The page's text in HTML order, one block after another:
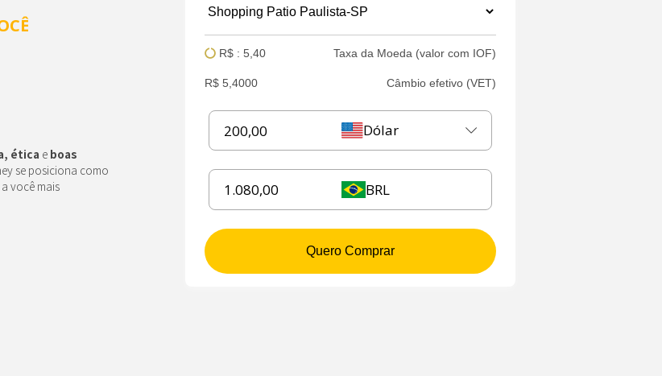
ética e boas
se posiciona como
a você mais
R$ : 5,40 Taxa da Moeda (valor com IOF)
R$ 5,4000 Câmbio efetivo (VET)
Dólar
BRL
Quero Comprar